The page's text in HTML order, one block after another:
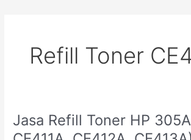
Refill Toner
Jasa Refill Toner HP
Jasa
Refill